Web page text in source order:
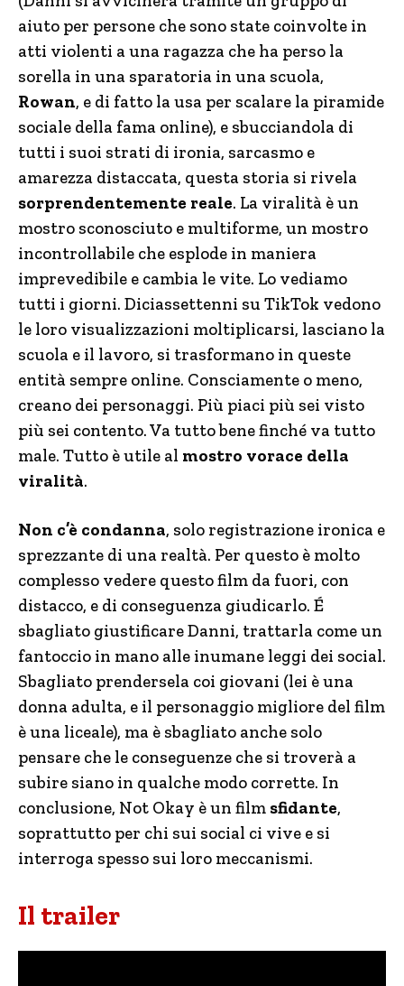
aiuto per persone che sono state coinvolte in
atti violenti a una ragazza che ha perso la
sorella in una sparatoria in una scuola,
Rowan, e di fatto la usa per scalare la piramide
sociale della fama online), e sbucciandola di
tutti i suoi strati di ironia, sarcasmo e
amarezza distaccata, questa storia si rivela
sorprendentemente reale. La viralità è un
mostro sconosciuto e multiforme, un mostro
incontrollabile che esplode in maniera
imprevedibile e cambia le vite. Lo vediamo
tutti i giorni. Diciassettenni su TikTok vedono
le loro visualizzazioni moltiplicarsi, lasciano la
scuola e il lavoro, si trasformano in queste
entità sempre online. Consciamente o meno,
creano dei personaggi. Più piaci più sei visto
più sei contento. Va tutto bene finché va tutto
male. Tutto è utile al mostro vorace della
viralità.
Non c’è condanna, solo registrazione ironica e
sprezzante di una realtà. Per questo è molto
complesso vedere questo film da fuori, con
distacco, e di conseguenza giudicarlo. É
sbagliato giustificare Danni, trattarla come un
fantoccio in mano alle inumane leggi dei social.
Sbagliato prendersela coi giovani (lei è una
donna adulta, e il personaggio migliore del film
è una liceale), ma è sbagliato anche solo
pensare che le conseguenze che si troverà a
subire siano in qualche modo corrette. In
conclusione, Not Okay è un film sfidante,
soprattutto per chi sui social ci vive e si
interroga spesso sui loro meccanismi.
Il trailer